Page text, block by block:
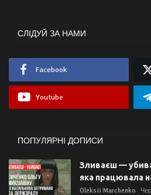
СЛІДУЙ ЗА НАМИ
Facebook
Youtube
ПОПУЛЯРНІ ДОПИСИ
Зливаєш —
яка працювала
Oleksii Marchenko